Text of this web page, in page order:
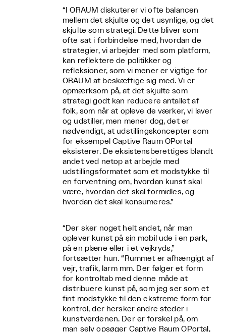
“I ORAUM diskuterer vi ofte balancen
mellem det skjulte og det usynlige, og det
skjulte som strategi. Dette bliver som
ofte sat i forbindelse med, hvordan de
strategier, vi arbejder med som platform,
kan reflektere de politikker og
refleksioner, som vi mener er vigtige for
ORAUM at beskæftige sig med. Vi er
opmærksom på, at det skjulte som
strategi godt kan reducere antallet af
folk, som når at opleve de værker, vi laver
og udstiller, men mener dog, det er
nødvendigt, at udstillingskoncepter som
for eksempel Captive Raum OPortal
eksisterer. De eksistensberettiges blandt
andet ved netop at arbejde med
udstillingsformatet som et modstykke til
en forventning om, hvordan kunst skal
være, hvordan det skal formidles, og
hvordan det skal konsumeres.”
“Der sker noget helt andet, når man
oplever kunst på sin mobil ude i en park,
på en plæne eller i et vejkryds,”
fortsætter hun. “Rummet er afhængigt af
vejr, trafik, larm mm. Der følger et form
for kontroltab med denne måde at
distribuere kunst på, som jeg ser som et
fint modstykke til den ekstreme form for
kontrol, der hersker andre steder i
kunstverdenen. Der er forskel på, om
man selv opsøger Captive Raum OPortal,